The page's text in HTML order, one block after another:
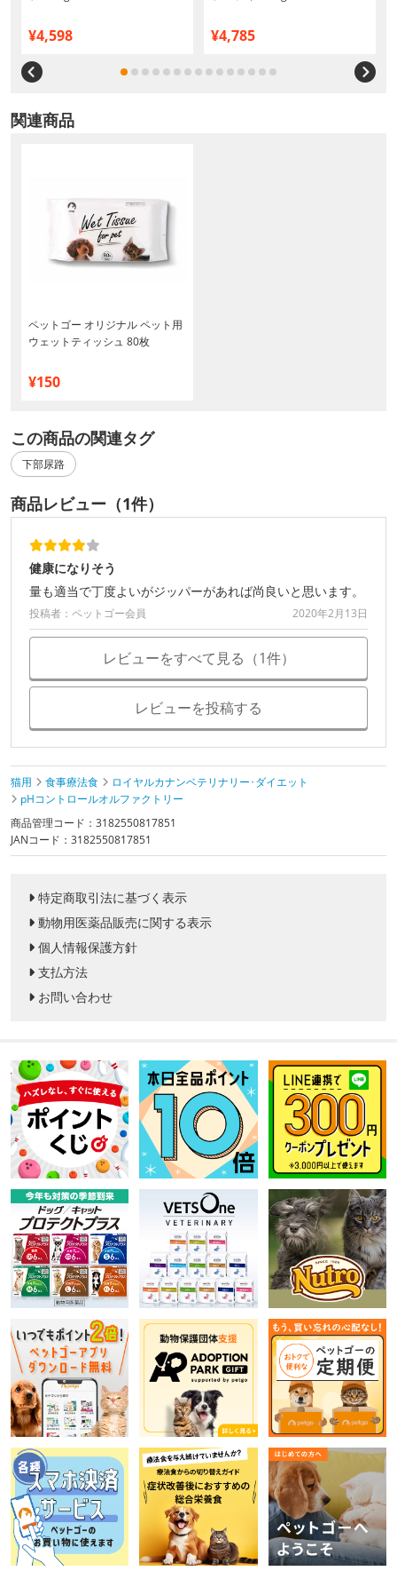
¥4,598 ¥4,785
関連商品
ペットゴー オリジナル ペット用
ウェットティッシュ 80枚
¥150
この商品の関連タグ
下部尿路
商品レビュー（1件）
健康になりそう
量も適当で丁度よいがジッパーがあれば尚良いと思います。
投稿者：ペットゴー会員 2020年2月13日
レビューをすべて見る（1件）
レビューを投稿する
猫用 食事療法食
ロイヤルカナンベテリナリー･ダイエット
pHコントロールオルファクトリー
商品管理コード：3182550817851
JANコード：3182550817851
特定商取引法に基づく表示
動物用医薬品販売に関する表示
個人情報保護方針
支払方法
お問い合わせ